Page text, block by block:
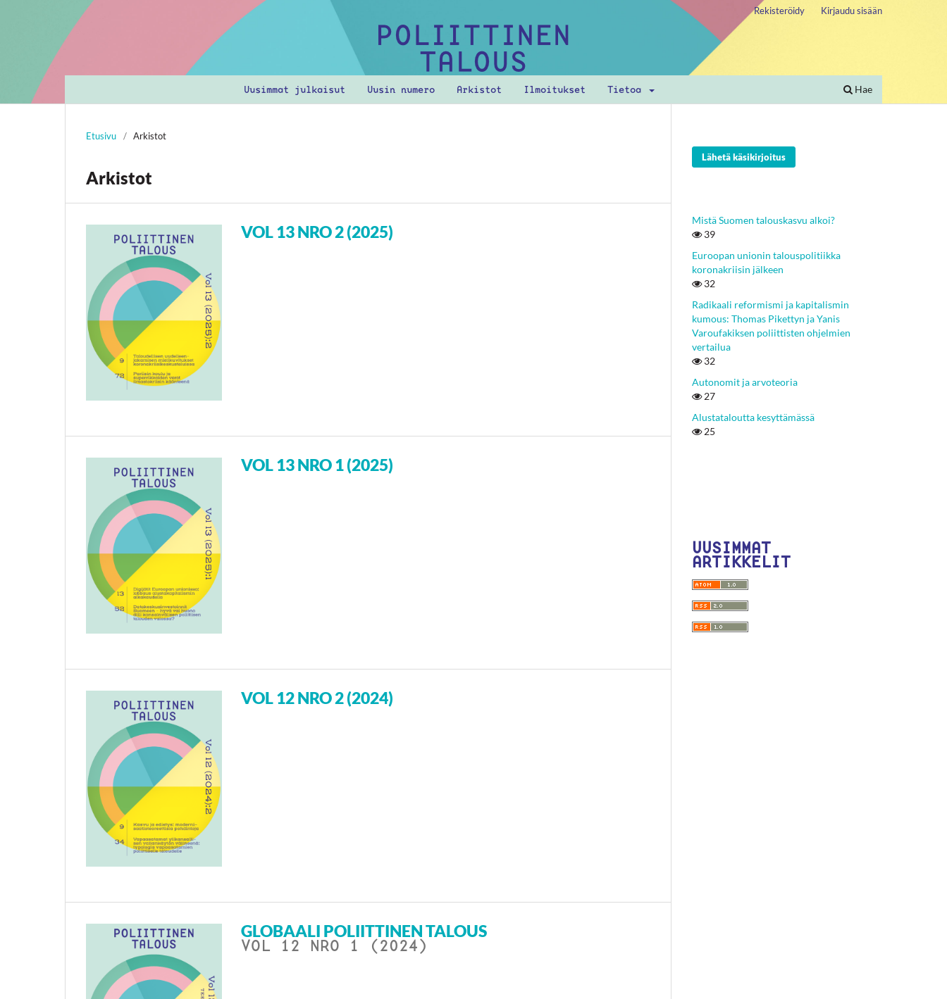
Uusimmat julkaisut Uusin numero Arkistot Ilmoitukset Tietoa Hae
Rekisteröidy Kirjaudu sisään
Etusivu / Arkistot
Arkistot
VOL 13 NRO 2 (2025)
VOL 13 NRO 1 (2025)
VOL 12 NRO 2 (2024)
GLOBAALI POLIITTINEN TALOUS
VOL 12 NRO 1 (2024)
Lähetä käsikirjoitus
Mistä Suomen talouskasvu alkoi?
39
Euroopan unionin talouspolitiikka
koronakriisin jälkeen
32
Radikaali reformismi ja kapitalismin
kumous: Thomas Pikettyn ja Yanis
Varoufakiksen poliittisten ohjelmien
vertailua
32
Autonomit ja arvoteoria
27
Alustataloutta kesyttämässä
25
UUSIMMAT
ARTIKKELIT